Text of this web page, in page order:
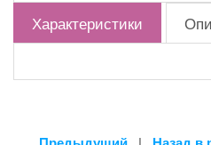
Характеристики